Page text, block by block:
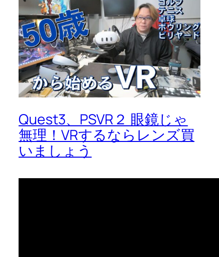
Quest3、PSVR２ 眼鏡じゃ
無理！VRするならレンズ買
いましょう